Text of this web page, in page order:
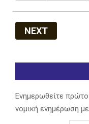
NEXT
Ενημερωθείτε
νομική ενημέρωση